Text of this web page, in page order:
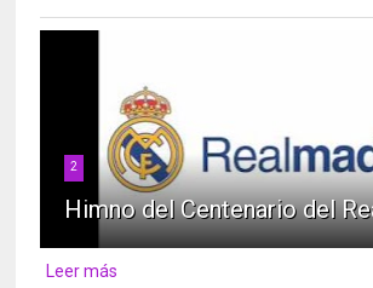
2
Himno del Centenario del
Leer más